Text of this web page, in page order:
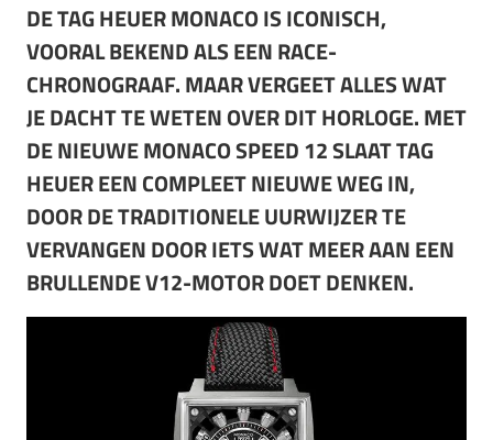
DE TAG HEUER MONACO IS ICONISCH,
VOORAL BEKEND ALS EEN RACE-
CHRONOGRAAF. MAAR VERGEET ALLES WAT
JE DACHT TE WETEN OVER DIT HORLOGE. MET
DE NIEUWE MONACO SPEED 12 SLAAT TAG
HEUER EEN COMPLEET NIEUWE WEG IN,
DOOR DE TRADITIONELE UURWIJZER TE
VERVANGEN DOOR IETS WAT MEER AAN EEN
BRULLENDE V12-MOTOR DOET DENKEN.